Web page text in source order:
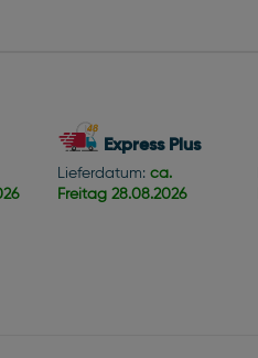
Express Plus
Lieferdatum: ca.
Freitag 28.08.2026